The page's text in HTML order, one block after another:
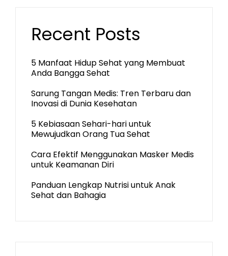
Recent Posts
5 Manfaat Hidup Sehat yang Membuat
Anda Bangga Sehat
Sarung Tangan Medis: Tren Terbaru dan
Inovasi di Dunia Kesehatan
5 Kebiasaan Sehari-hari untuk
Mewujudkan Orang Tua Sehat
Cara Efektif Menggunakan Masker Medis
untuk Keamanan Diri
Panduan Lengkap Nutrisi untuk Anak
Sehat dan Bahagia